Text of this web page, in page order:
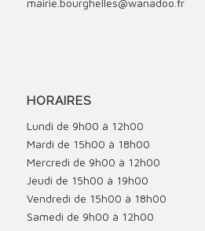
mairie.bourghelles@wanadoo.fr
HORAIRES
Lundi de 9h00 à 12h00
Mardi de 15h00 à 18h00
Mercredi de 9h00 à 12h00
Jeudi de 15h00 à 19h00
Vendredi de 15h00 à 18h00
Samedi de 9h00 à 12h00